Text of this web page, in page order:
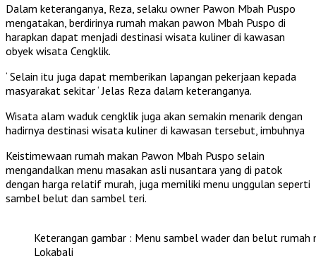
Dalam keteranganya, Reza, selaku owner Pawon Mbah Puspo
mengatakan, berdirinya rumah makan pawon Mbah Puspo di
harapkan dapat menjadi destinasi wisata kuliner di kawasan
obyek wisata Cengklik.
‘ Selain itu juga dapat memberikan lapangan pekerjaan kepada
masyarakat sekitar ‘ Jelas Reza dalam keteranganya.
Wisata alam waduk cengklik juga akan semakin menarik dengan
hadirnya destinasi wisata kuliner di kawasan tersebut, imbuhnya
Keistimewaan rumah makan Pawon Mbah Puspo selain
mengandalkan menu masakan asli nusantara yang di patok
dengan harga relatif murah, juga memiliki menu unggulan seperti
sambel belut dan sambel teri.
Keterangan gambar : Menu sambel wader dan belut
Lokabali